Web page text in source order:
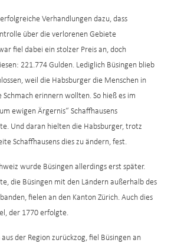
Verhandlungen dazu, dass
über die verlorenen Gebiete
fiel dabei ein stolzer Preis an, doch
221.774 Gulden. Lediglich Büsingen blieb
weil die Habsburger die Menschen in
Schmach erinnern wollten. So hieß es im
ewigen Ärgernis“ Schaffhausens
Und daran hielten die Habsburger, trotz
Schaffhausens dies zu ändern, fest.
wurde Büsingen allerdings erst später.
die Büsingen mit den Ländern außerhalb des
fielen an den Kanton Zürich. Auch dies
der 1770 erfolgte.
der Region zurückzog, fiel Büsingen an